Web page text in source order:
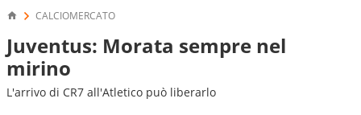
CALCIOMERCATO
Juventus: Morata sempre nel
mirino
L'arrivo di CR7 all'Atletico può liberarlo